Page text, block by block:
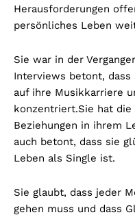
Herausforderungen
persönliches Leben
Sie war in der
Interviews betont,
auf ihre Musikkarriere
konzentriert.Sie hat die
Beziehungen in ihrem
auch betont, dass sie
Leben als Single ist.
Sie glaubt, dass jeder
gehen muss und dass